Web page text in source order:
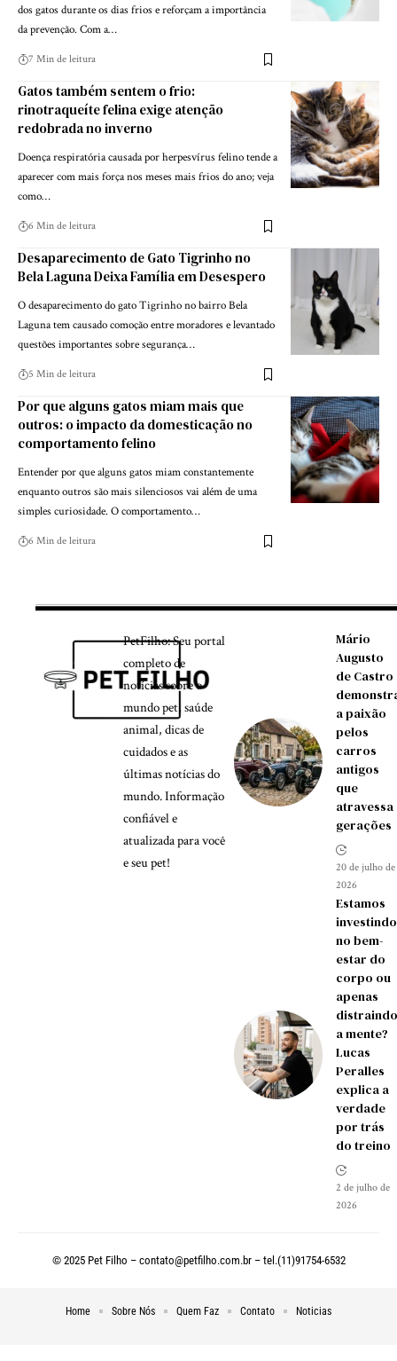
dos gatos durante os dias frios e reforçam a importância
da prevenção. Com a…
7 Min de leitura
Gatos também sentem o frio:
rinotraqueíte felina exige atenção
redobrada no inverno
Doença respiratória causada por herpesvírus felino tende a
aparecer com mais força nos meses mais frios do ano; veja
como…
6 Min de leitura
Desaparecimento de Gato Tigrinho no
Bela Laguna Deixa Família em Desespero
O desaparecimento do gato Tigrinho no bairro Bela
Laguna tem causado comoção entre moradores e levantado
questões importantes sobre segurança…
5 Min de leitura
Por que alguns gatos miam mais que
outros: o impacto da domesticação no
comportamento felino
Entender por que alguns gatos miam constantemente
enquanto outros são mais silenciosos vai além de uma
simples curiosidade. O comportamento…
6 Min de leitura
PetFilho: Seu portal
completo de
notícias sobre o
mundo pet, saúde
animal, dicas de
cuidados e as
últimas notícias do
mundo. Informação
confiável e
atualizada para você
e seu pet!
Mário
Augusto
de Castro
a paixão
pelos
carros
antigos
que
atravessa
gerações
20 de julho de
2026
Estamos
investindo
no bem-
estar do
corpo ou
apenas
a mente?
Lucas
Peralles
explica a
verdade
por trás
do treino
2 de julho de
2026
© 2025 Pet Filho – contato@petfilho.com.br– tel.(11)91754-6532
Home Sobre Nós Quem Faz Contato Noticias